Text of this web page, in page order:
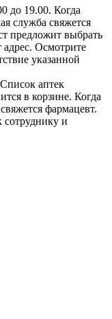
до 19.00. Когда
служба свяжется
предложит выбрать
адрес. Осмотрите
указанной
аптек
в корзине. Когда
фармацевт.
сотруднику и